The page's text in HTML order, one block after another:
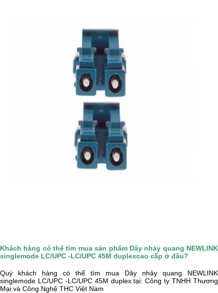
Khách hàng có thể tìm mua sản phẩm Dây nhảy quang NEWLINK
singlemode LC/UPC -LC/UPC 45M duplexcao cấp ở đâu?
Quý khách hàng có thể tìm mua Dây nhảy quang NEWLINK
singlemode LC/UPC -LC/UPC 45M duplex tại:Công ty TNHH Thương
Mại và Công Nghệ THC Việt Nam